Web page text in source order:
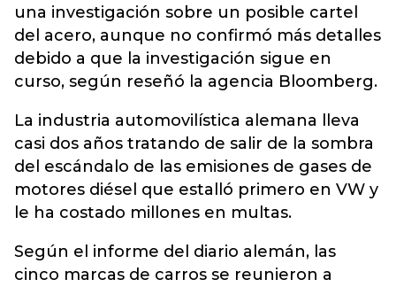
una investigación sobre un posible cartel
del acero, aunque no confirmó más detalles
debido a que la investigación sigue en
curso, según reseñó la agencia Bloomberg.
La industria automovilística alemana lleva
casi dos años tratando de salir de la sombra
del escándalo de las emisiones de gases de
motores diésel que estalló primero en VW y
le ha costado millones en multas.
Según el informe del diario alemán, las
cinco marcas de carros se reunieron a